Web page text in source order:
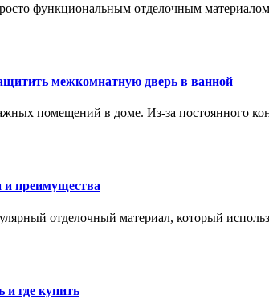
функциональным отделочным
межкомнатную дверь в ванной
помещений в доме. Из-за постоянного
и преимущества
отделочный материал, который
и где купить